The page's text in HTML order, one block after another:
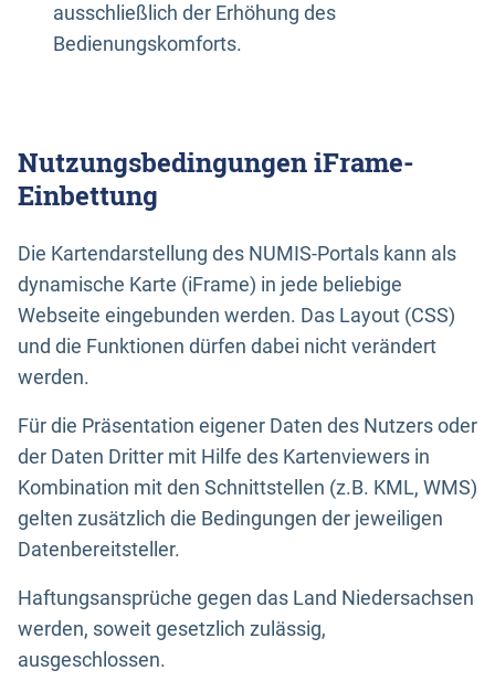
ausschließlich der Erhöhung des
Bedienungskomforts.
Nutzungsbedingungen iFrame-
Einbettung
Die Kartendarstellung des NUMIS-Portals kann als
dynamische Karte (iFrame) in jede beliebige
Webseite eingebunden werden. Das Layout (CSS)
und die Funktionen dürfen dabei nicht verändert
werden.
Für die Präsentation eigener Daten des Nutzers oder
der Daten Dritter mit Hilfe des Kartenviewers in
Kombination mit den Schnittstellen (z.B. KML, WMS)
gelten zusätzlich die Bedingungen der jeweiligen
Datenbereitsteller.
Haftungsansprüche gegen das Land Niedersachsen
werden, soweit gesetzlich zulässig,
ausgeschlossen.